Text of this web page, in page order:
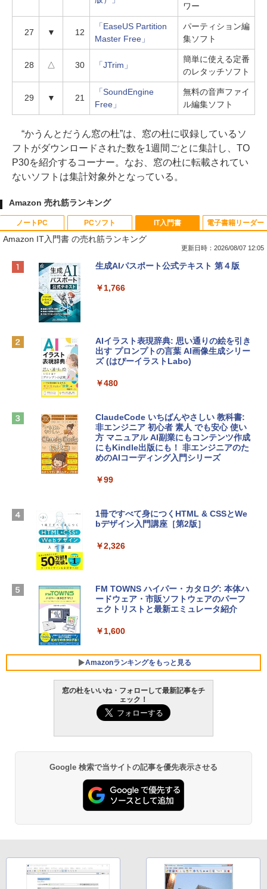
ワー
27 ▼ 12
「EaseUS Partition
Master Free」
パーティション編
集ソフト
28 △ 30 「JTrim」
簡単に使える定番
のレタッチソフト
29 ▼ 21
「SoundEngine
Free」
無料の音声ファイ
ル編集ソフト
“かうんとだうん窓の杜”は、窓の杜に収録しているソ
フトがダウンロードされた数を1週間ごとに集計し、TO
P30を紹介するコーナー。なお、窓の杜に転載されてい
ないソフトは集計対象外となっている。
Amazon 売れ筋ランキング
ノートPC
Apple 2026 MacBook Neo A18 Proチッ
e Intelligence、Liquid Retinaディスプ
￥162,598
tomtoc 360°保護 15.6 16インチ パソコ
￥2,952
Apple 2026 MacBook Air M5チップ搭載
igence、13.6インチLiquid Retinaディ
ームカメラ、日本語キーボード、Touch I
D - ミッドナイト
￥298,901
ン 15-fd 15.6インチ 16GBメモリ 512GB
SSD インテル Core 5
ersonal/Copilotキー搭載/Win 11/15.6型/
Core i5/16GB/SSD 512GB/ホワイト) FM
VWK3E15W_AZ
￥139,880
PCソフト
Robloxギフトカード - 800 Robux 【限
インゲームコード】 ロブロックス | オン
Microsoft Office Home & Business 202
4(最新 永続版)|オンラインコード版|Wind
Robloxギフトカード - 2,000 Robux 【限
定バーチャルアイテムを含む】 【オンラ
インゲームコード】 ロブロックス | オン
ラインコード版
￥3,200
Robloxギフトカード - 1000 Robux 【限
定バーチャルアイテムを含む】 【オンラ
ラインコード版
Windows版 | Minecraft (マインクラフ
ト): Java & Bedrock Edition | オンライ
IT入門書
Amazon IT入門書 の売れ筋ランキング
更新日時：2026/08/07 12:05
生成AIパスポート公式テキスト 第４版
￥1,766
AIイラスト表現辞典: 思い通りの絵を引き
出す プロンプトの言葉 AI画像生成シリー
ズ (はぴーイラストLabo)
￥480
ClaudeCode いちばんやさしい 教科書:
非エンジニア 初心者 素人 でも安心 使い
方 マニュアル AI副業にもコンテンツ作成
にもKindle出版にも！ 非エンジニアのた
めのAIコーディング入門シリーズ
￥99
1冊ですべて身につくHTML & CSSとWe
bデザイン入門講座［第2版］
￥2,326
FM TOWNS ハイパー・カタログ: 本体ハ
ードウェア・市販ソフトウェアのパーフ
ェクトリストと最新エミュレータ紹介
￥1,600
Amazonランキングをもっと見る
電子書籍リーダー
Amazon Kindle Paperwhite (16GB) 7イ
ンチディスプレイ、色調調節ライト、12
￥22,980
Amazon Kindle - 目に優しい、かさばら
ない、大きな画面で読みやすい、6週間持
￥16,980
窓の杜をいいね・フォローして最新記事をチ
ェック！
Google 検索で当サイトの記事を優先表示させる